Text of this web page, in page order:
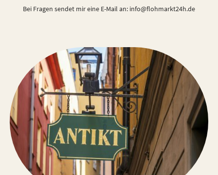
Bei Fragen sendet mir eine E-Mail an: info@flohmarkt24h.de